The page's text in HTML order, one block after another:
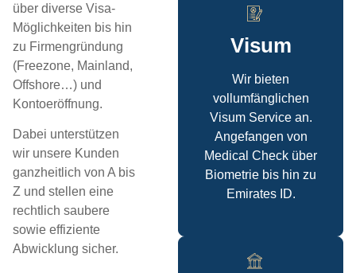
über diverse Visa-
Möglichkeiten bis hin
zu Firmengründung
(Freezone, Mainland,
Offshore…) und
Kontoeröffnung.
Dabei unterstützen
wir unsere Kunden
ganzheitlich von A bis
Z und stellen eine
rechtlich saubere
sowie effiziente
Abwicklung sicher.
Visum
Wir bieten
vollumfänglichen
Visum Service an.
Angefangen von
Medical Check über
Biometrie bis hin zu
Emirates ID.